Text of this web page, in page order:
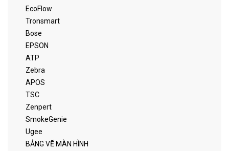
EcoFlow
Tronsmart
Bose
EPSON
ATP
Zebra
APOS
TSC
Zenpert
SmokeGenie
Ugee
BẢNG VẼ MÀN HÌNH